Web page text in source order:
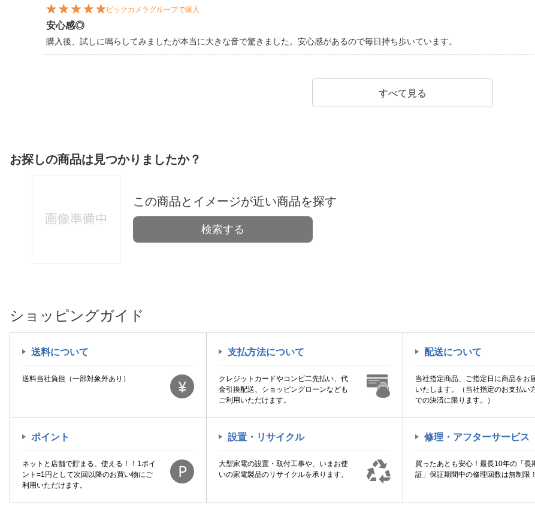
ビックカメラグループで購入
安心感◎
購入後、試しに鳴らしてみましたが本当に大きな音で驚きました。安心感があるので毎日持ち歩いています。
すべて見る
お探しの商品は見つかりましたか？
この商品とイメージが近い商品を探す
検索する
ショッピングガイド
送料について
送料当社負担（一部対象外あり）
支払方法について
クレジットカードやコンビ二先払い、代
金引換配送、ショッピングローンなども
ご利用いただけます。
配送について
当社指定商品、ご指定日に商品をお
いたします。（当社指定のお支払い
での決済に限ります。）
ポイント
ネットと店舗で貯まる、使える！！1ポイ
ント=1円として次回以降のお買い物にご
利用いただけます。
設置・リサイクル
大型家電の設置・取付工事や、いまお使
いの家電製品のリサイクルを承ります。
修理・アフターサービス
買ったあとも安心！最長10年の「長
証」保証期間中の修理回数は無制限！